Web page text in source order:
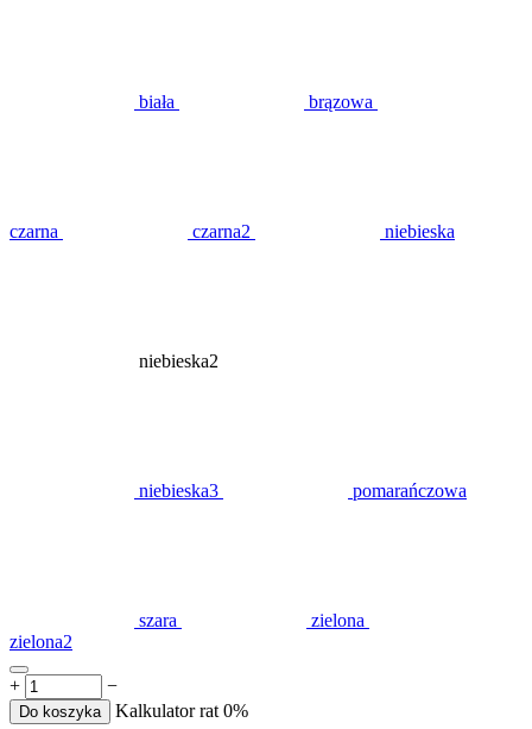
biała brązowa
czarna czarna2 niebieska
niebieska2
niebieska3 pomarańczowa
szara
zielona
zielona2
+ −
Do koszyka Kalkulator rat 0%